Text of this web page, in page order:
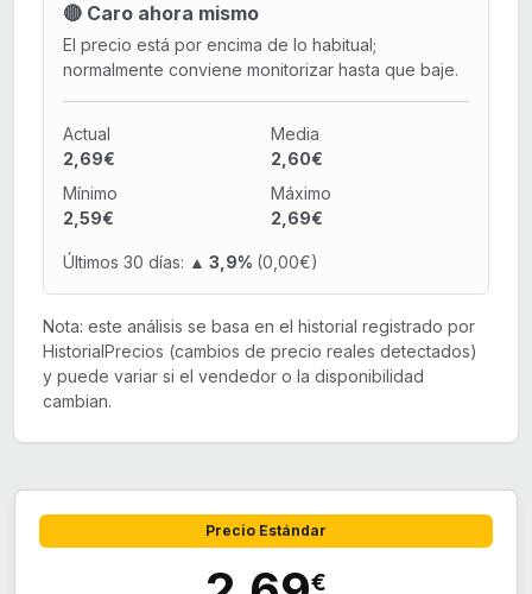
🔴 Caro ahora mismo
El precio está por encima de lo habitual;
normalmente conviene monitorizar hasta que baje.
Actual
2,69€
Media
2,60€
Mínimo
2,59€
Máximo
2,69€
Últimos 30 días: ▲ 3,9% (0,00€)
Nota: este análisis se basa en el historial registrado por
HistorialPrecios (cambios de precio reales detectados)
y puede variar si el vendedor o la disponibilidad
cambian.
Precio Estándar
€